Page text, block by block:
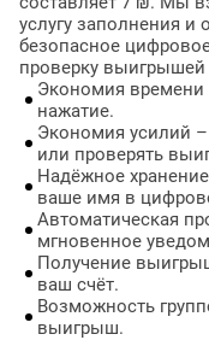
услугу заполнения
безопасное
проверку
Экономия времени
нажатие.
Экономия усилий
или проверять
Надёжное
ваше имя в
Автоматическая
мгновенное
Получение
ваш счёт.
Возможность
выигрыш.